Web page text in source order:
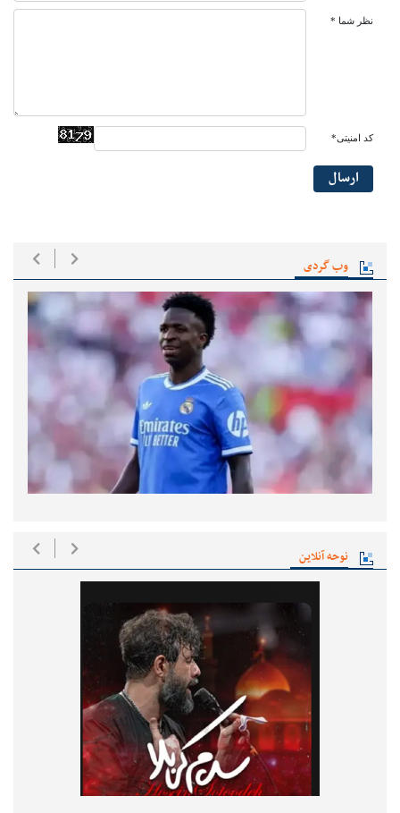
وب گردی
نوحه آنلاین
نظر شما *
کد امنیتی*
ارسال